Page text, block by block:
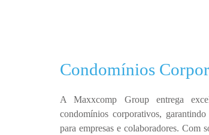
Condomínios
AMaxxcomp Group entrega
condomínios corporativos, garantindo
para empresas e colaboradores. Com